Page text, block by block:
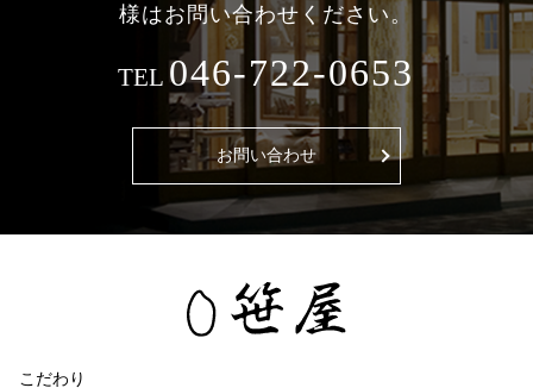
様はお問い合わせください。
TEL046-722-0653
お問い合わせ
こだわり